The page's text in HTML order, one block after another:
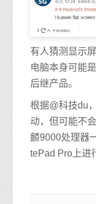
有人猜测显示
电脑本身可能
后继产品。
根据@科技du
动，但可能不
麟9000处理器
tePad Pro上进